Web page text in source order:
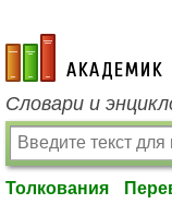
academic.ru
Словари и
Толкования